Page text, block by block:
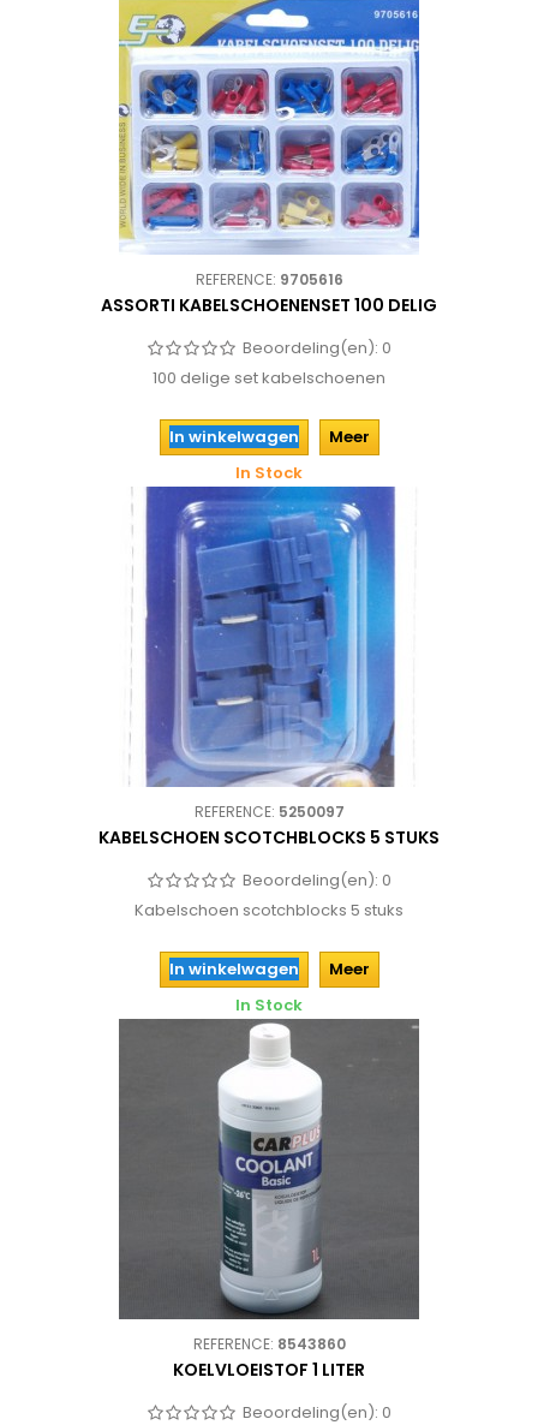
REFERENCE: 9705616
ASSORTI KABELSCHOENENSET 100 DELIG
Beoordeling(en): 0
100 delige set kabelschoenen
In winkelwagen
Meer
In Stock
REFERENCE: 5250097
KABELSCHOEN SCOTCHBLOCKS 5 STUKS
Beoordeling(en): 0
Kabelschoen scotchblocks 5 stuks
In winkelwagen
Meer
In Stock
REFERENCE: 8543860
KOELVLOEISTOF 1 LITER
Beoordeling(en): 0